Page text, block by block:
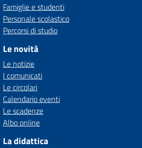
Famiglie e studenti
Personale scolastico
Percorsi di studio
Le novità
Le notizie
I comunicati
Le circolari
Calendario eventi
Le scadenze
Albo online
La didattica